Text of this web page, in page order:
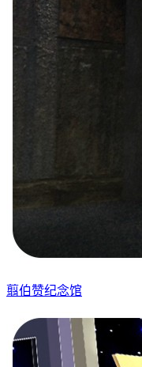
翦伯赞纪念馆